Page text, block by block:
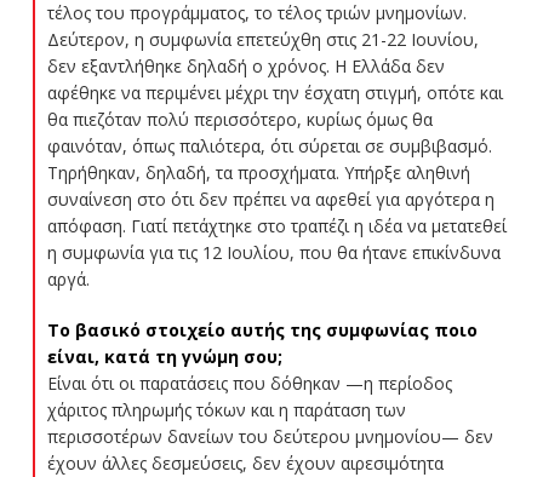
τέλος του προγράμματος, το τέλος τριών μνημονίων.
Δεύτερον, η συμφωνία επετεύχθη στις 21-22 Ιουνίου,
δεν εξαντλήθηκε δηλαδή ο χρόνος. Η Ελλάδα δεν
αφέθηκε να περιμένει μέχρι την έσχατη στιγμή, οπότε και
θα πιεζόταν πολύ περισσότερο, κυρίως όμως θα
φαινόταν, όπως παλιότερα, ότι σύρεται σε συμβιβασμό.
Τηρήθηκαν, δηλαδή, τα προσχήματα. Υπήρξε αληθινή
συναίνεση στο ότι δεν πρέπει να αφεθεί για αργότερα η
απόφαση. Γιατί πετάχτηκε στο τραπέζι η ιδέα να μετατεθεί
η συμφωνία για τις 12 Ιουλίου, που θα ήτανε επικίνδυνα
αργά.
Το βασικό στοιχείο αυτής της συμφωνίας ποιο
είναι, κατά τη γνώμη σου;
Είναι ότι οι παρατάσεις που δόθηκαν —η περίοδος
χάριτος πληρωμής τόκων και η παράταση των
περισσοτέρων δανείων του δεύτερου μνημονίου— δεν
έχουν άλλες δεσμεύσεις, δεν έχουν αιρεσιμότητα